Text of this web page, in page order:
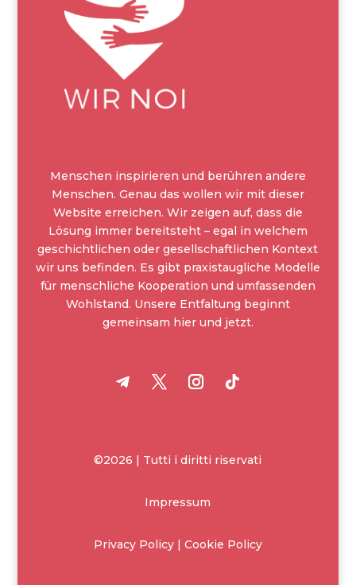
Menschen inspirieren und berühren andere
Menschen. Genau das wollen wir mit dieser
Website erreichen. Wir zeigen auf, dass die
Lösung immer bereitsteht – egal in welchem
geschichtlichen oder gesellschaftlichen Kontext
wir uns befinden. Es gibt praxistaugliche Modelle
für menschliche Kooperation und umfassenden
Wohlstand. Unsere Entfaltung beginnt
gemeinsam hier und jetzt.
©2026 | Tutti i diritti riservati
Impressum
Privacy Policy | Cookie Policy